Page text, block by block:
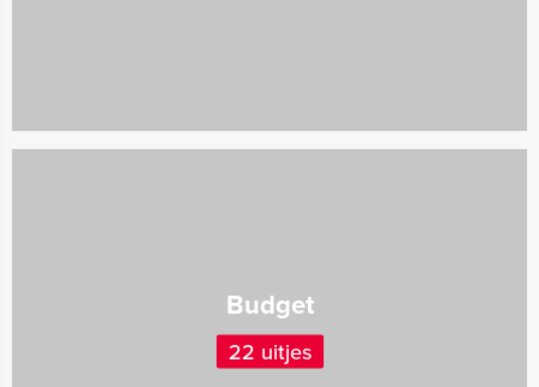
Budget
22 uitjes